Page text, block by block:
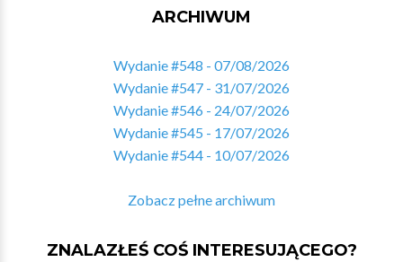
ARCHIWUM
Wydanie #548 - 07/08/2026
Wydanie #547 - 31/07/2026
Wydanie #546 - 24/07/2026
Wydanie #545 - 17/07/2026
Wydanie #544 - 10/07/2026
Zobacz pełne archiwum
ZNALAZŁEŚ COŚ INTERESUJĄCEGO?